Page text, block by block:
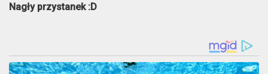
Nagły przystanek :D